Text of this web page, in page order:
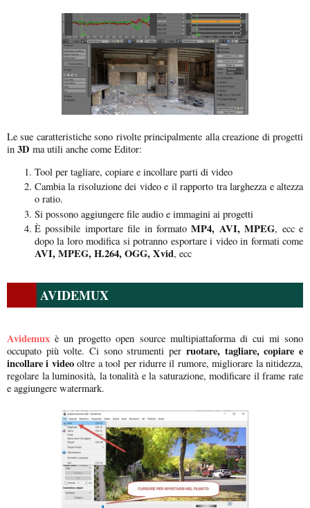
Le sue caratteristiche sono rivolte principalmente alla creazione di progetti
in 3D ma utili anche come Editor:
Tool per tagliare, copiare e incollare parti di video
Cambia la risoluzione dei video e il rapporto tra larghezza e altezza
o ratio.
Si possono aggiungere file audio e immagini ai progetti
È possibile importare file in formato MP4, AVI, MPEG, ecc e
dopo la loro modifica si potranno esportare i video in formati come
AVI, MPEG, H.264, OGG, Xvid, ecc
AVIDEMUX
Avidemux è un progetto open source multipiattaforma di cui mi sono
occupato più volte. Ci sono strumenti per ruotare, tagliare, copiare e
incollare i videooltre a tool per ridurre il rumore, migliorare la nitidezza,
regolare la luminosità, la tonalità e la saturazione, modificare il frame rate
e aggiungere watermark.